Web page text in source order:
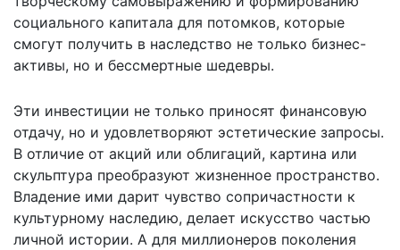
социального капитала для потомков, которые
смогут получить в наследство не только бизнес-
активы, но и бессмертные шедевры.
Эти инвестиции не только приносят финансовую
отдачу, но и удовлетворяют эстетические запросы.
В отличие от акций или облигаций, картина или
скульптура преобразуют жизненное пространство.
Владение ими дарит чувство сопричастности к
культурному наследию, делает искусство частью
личной истории. А для миллионеров поколения